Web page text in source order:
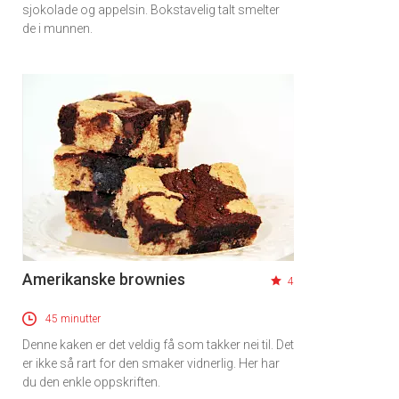
sjokolade og appelsin. Bokstavelig talt smelter
de i munnen.
Amerikanske brownies 4
45 minutter
Denne kaken er det veldig få som takker nei til. Det
er ikke så rart for den smaker vidnerlig. Her har
du den enkle oppskriften.